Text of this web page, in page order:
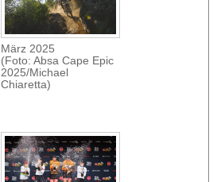
März 2025
(Foto: Absa Cape Epic
2025/Michael
Chiaretta)